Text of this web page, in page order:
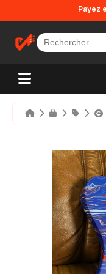
Payez
Panneau de gestion